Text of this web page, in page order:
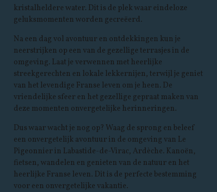
kristalheldere water. Dit is de plek waar eindeloze
geluksmomenten worden gecreëerd.
Na een dag vol avontuur en ontdekkingen kun je
neerstrijken op een van de gezellige terrasjes in de
omgeving. Laat je verwennen met heerlijke
streekgerechten en lokale lekkernijen, terwijl je geniet
van het levendige Franse leven om je heen. De
vriendelijke sfeer en het gezellige gepraat maken van
deze momenten onvergetelijke herinneringen.
Dus waar wacht je nog op? Waag de sprong en beleef
een onvergetelijk avontuur in de omgeving van Le
Pigeonnier in Labastide-de-Virac, Ardèche. Kanoën,
fietsen, wandelen en genieten van de natuur en het
heerlijke Franse leven. Dit is de perfecte bestemming
voor een onvergetelijke vakantie.